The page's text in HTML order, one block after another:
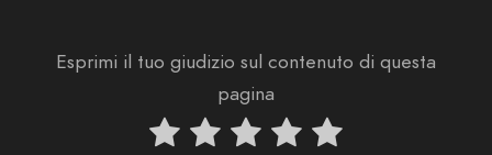
Esprimi il tuo giudizio sul contenuto di questa
pagina